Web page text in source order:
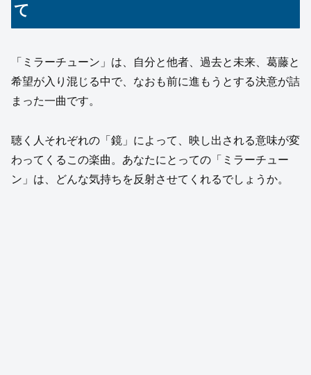
て
「ミラーチューン」は、自分と他者、過去と未来、葛藤と
希望が入り混じる中で、なおも前に進もうとする決意が詰
まった一曲です。
聴く人それぞれの「鏡」によって、映し出される意味が変
わってくるこの楽曲。あなたにとっての「ミラーチュー
ン」は、どんな気持ちを反射させてくれるでしょうか。